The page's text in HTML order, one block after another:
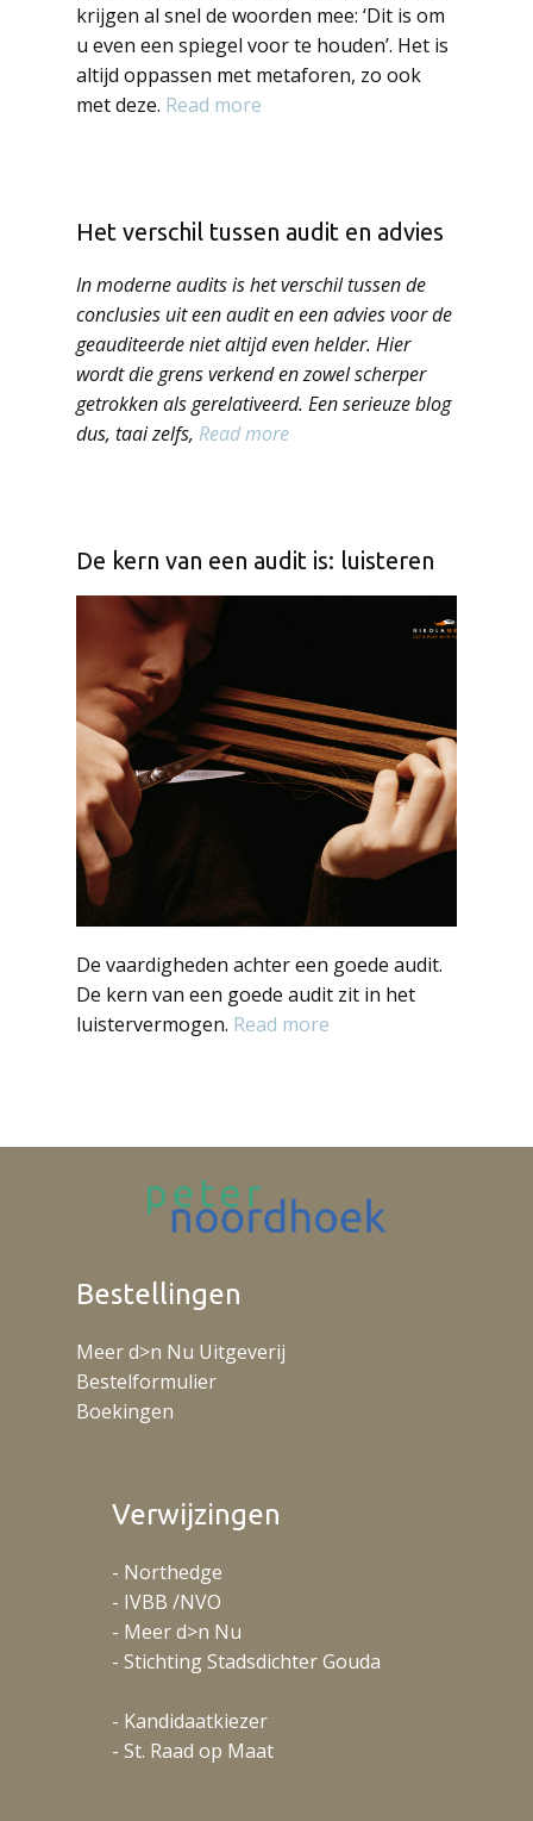
krijgen al snel de woorden mee: ‘Dit is om
u even een spiegel voor te houden’. Het is
altijd oppassen met metaforen, zo ook
met deze. Read more
Het verschil tussen audit en advies
In moderne audits is het verschil tussen de
conclusies uit een audit en een advies voor de
geauditeerde niet altijd even helder. Hier
wordt die grens verkend en zowel scherper
getrokken als gerelativeerd. Een serieuze blog
dus, taai zelfs, Read more
De kern van een audit is: luisteren
De vaardigheden achter een goede audit.
De kern van een goede audit zit in het
luistervermogen. Read more
Bestellingen
Meer d>n Nu Uitgeverij
Bestelformulier
Boekingen
Verwijzingen
- Northedge
- IVBB /NVO
- Meer d>n Nu
- Stichting Stadsdichter Gouda
- Kandidaatkiezer
- St. Raad op Maat